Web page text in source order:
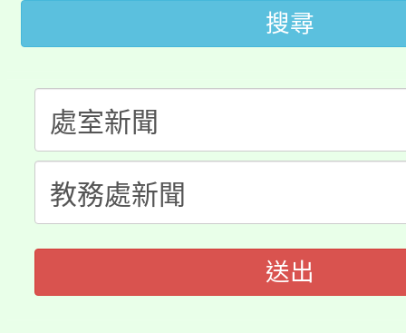
視費優惠，中低收入戶
者。
大園自造教育及科技
份教師研習
淨零綠生活教案入校路
會
115年食農教育專業人
程
搜尋
送出